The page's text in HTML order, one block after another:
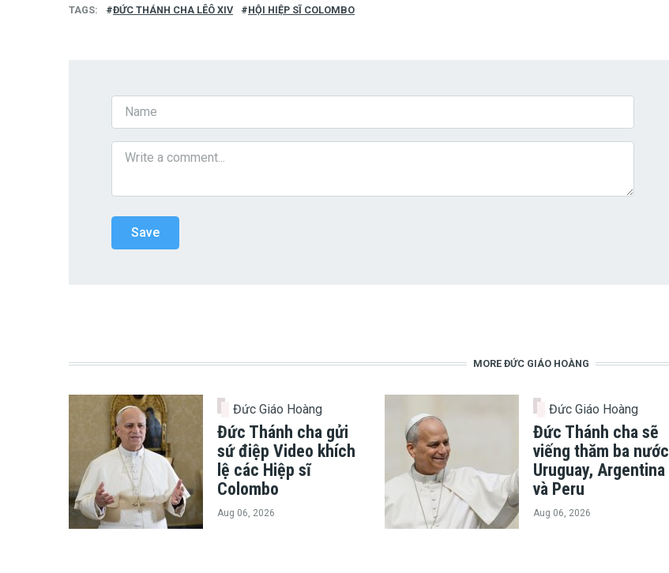
TAGS ​​​​​​​ĐỨC THÁNH CHA LÊÔ XIV HỘI HIỆP SĨ COLOMBO
MORE ĐỨC GIÁO HOÀNG
Đức Giáo Hoàng
Đức Thánh cha gửi
sứ điệp Video khích
lệ các Hiệp sĩ
Colombo
Aug 06, 2026
Đức Giáo Hoàng
Đức Thánh cha sẽ
viếng thăm ba nước
Uruguay, Argentina
và Peru
Aug 06, 2026